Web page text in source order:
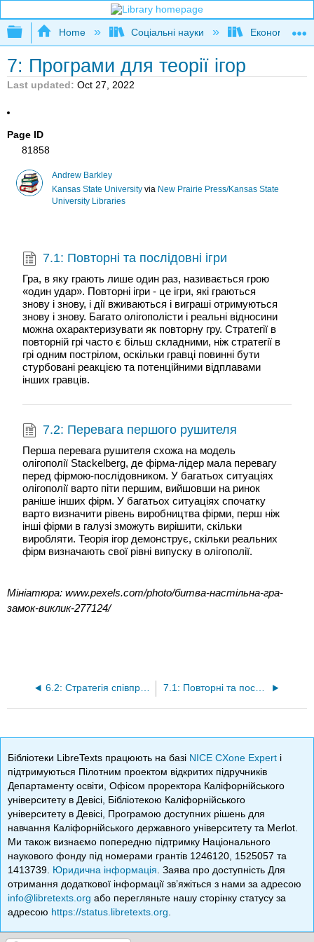
Expand/collapse global hierarchy
Home Соціальні науки Економіка
7: Програми для теорії ігор
Last updated Oct 27, 2022
Page ID
81858
Andrew Barkley
Kansas State Universityvia New Prairie Press/Kansas State
University Libraries
7.1: Повторні та послідовні ігри
Гра, в яку грають лише один раз, називається грою
«один удар». Повторні ігри - це ігри, які граються
знову і знову, і дії вживаються і виграші отримуються
знову і знову. Багато олігополісти і реальні відносини
можна охарактеризувати як повторну гру. Стратегії в
повторній грі часто є більш складними, ніж стратегії в
грі одним пострілом, оскільки гравці повинні бути
стурбовані реакцією та потенційними відплавами
інших гравців.
7.2: Перевага першого рушителя
Перша перевага рушителя схожа на модель
олігополії Stackelberg, де фірма-лідер мала перевагу
перед фірмою-послідовником. У багатьох ситуаціях
олігополії варто піти першим, вийшовши на ринок
раніше інших фірм. У багатьох ситуаціях спочатку
варто визначити рівень виробництва фірми, перш ніж
інші фірми в галузі зможуть вирішити, скільки
виробляти. Теорія ігор демонструє, скільки реальних
фірм визначають свої рівні випуску в олігополії.
Мініатюра: www.pexels.com/photo/битва-настільна-гра-
замок-виклик-277124/
6.2: Стратегія співпраці (Змова) 7.1: Повторні та послідовні ігри
Бібліотеки LibreTexts працюють на базі NICE CXone Expert і
підтримуються Пілотним проектом відкритих підручників
Департаменту освіти, Офісом проректора Каліфорнійського
університету в Девісі, Бібліотекою Каліфорнійського
університету в Девісі, Програмою доступних рішень для
навчання Каліфорнійського державного університету та Merlot.
Ми також визнаємо попередню підтримку Національного
наукового фонду під номерами грантів 1246120, 1525057 та
1413739. Юридична інформація . Заява про доступність Для
отримання додаткової інформації зв’яжіться з нами за адресою
info@libretexts.org або перегляньте нашу сторінку статусу за
адресою https://status.libretexts.org